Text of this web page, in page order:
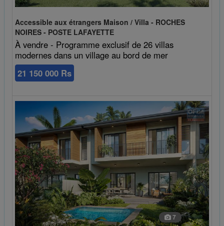
Accessible aux étrangers Maison / Villa - ROCHES
NOIRES - POSTE LAFAYETTE
À vendre - Programme exclusif de 26 villas
modernes dans un village au bord de mer
21 150 000 Rs
7